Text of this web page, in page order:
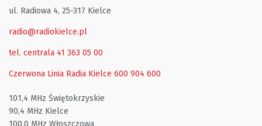
ul. Radiowa 4, 25-317 Kielce
radio@radiokielce.pl
tel. centrala 41 363 05 00
Czerwona Linia Radia Kielce 600 904 600
101,4 MHz Świętokrzyskie
90,4 MHz Kielce